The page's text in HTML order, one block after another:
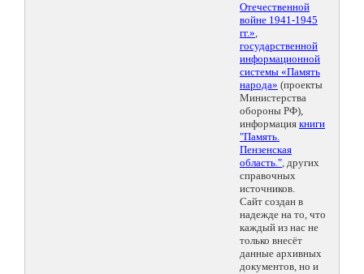
Отечественной
войне 1941-1945
гг.»,
государственной
информационной
системы «Память
народа» (проекты
Министерства
обороны РФ),
информация книги
"Память.
Пензенская
область.", других
справочных
источников.
Сайт создан в
надежде на то, что
каждый из нас не
только внесёт
данные архивных
документов, но и